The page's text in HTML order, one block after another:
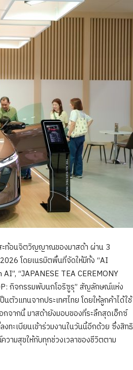
ะท้อนจิตวิญญาณของมาสด้า ผ่าน 3
โดยเนรมิตพื้นที่จัดให้มีทั้ง “AI
“JAPANESE TEA CEREMONY
กิจกรรมพับนกโอริซูรุ” สัญลักษณ์แห่ง
ตัวแทนจากประเทศไทย โดยให้ลูกค้าได้ใช้
จากนี้ มาสด้ายังมอบของที่ระลึกสุดเอ็กซ์
ะเบียนเข้าร่วมงานในวันนี้อีกด้วย ซึ่งสิทธิ
ามสุขให้กับทุกช่วงเวลาของชีวิตตาม